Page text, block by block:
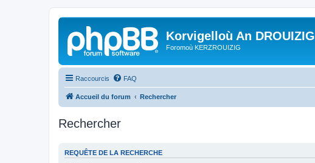
Korvigelloù An DROUIZIG
Foromoù KERZROUIZIG
Raccourcis FAQ
Accueil du forum Rechercher
Rechercher
REQUÊTE DE LA RECHERCHE